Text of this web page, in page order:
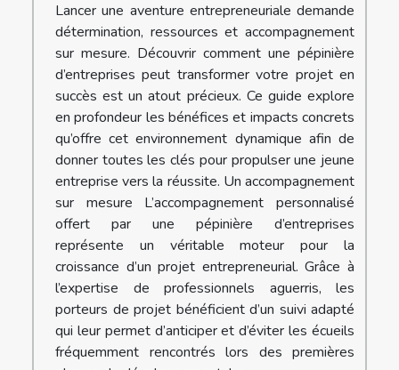
Lancer une aventure entrepreneuriale demande
détermination, ressources et accompagnement
sur mesure. Découvrir comment une pépinière
d’entreprises peut transformer votre projet en
succès est un atout précieux. Ce guide explore
en profondeur les bénéfices et impacts concrets
qu’offre cet environnement dynamique afin de
donner toutes les clés pour propulser une jeune
entreprise vers la réussite. Un accompagnement
sur mesure L’accompagnement personnalisé
offert par une pépinière d’entreprises
représente un véritable moteur pour la
croissance d’un projet entrepreneurial. Grâce à
l’expertise de professionnels aguerris, les
porteurs de projet bénéficient d’un suivi adapté
qui leur permet d’anticiper et d’éviter les écueils
fréquemment rencontrés lors des premières